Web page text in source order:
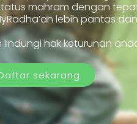
mahram dengan
lebih pantas
hak keturunan
sekarang